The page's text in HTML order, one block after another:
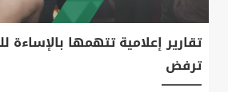
تقارير إعلامية تتهمها بالإساءة
ترفض